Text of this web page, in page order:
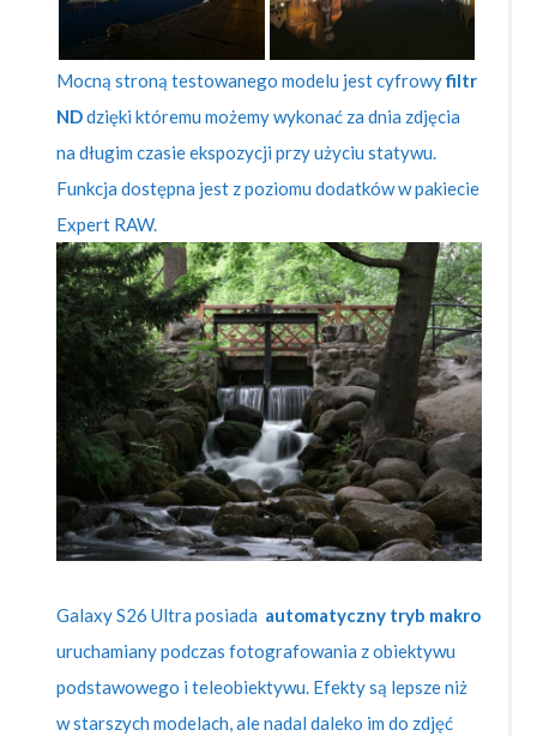
Mocną stroną testowanego modelu jest cyfrowyfiltr
NDdzięki któremu możemy wykonać za dnia zdjęcia
na długim czasie ekspozycji przy użyciu statywu.
Funkcja dostępna jest z poziomu dodatków w pakiecie
Expert RAW.
Galaxy S26 Ultra posiada automatyczny tryb makro
uruchamiany podczas fotografowania z obiektywu
podstawowego i teleobiektywu. Efekty są lepsze niż
w starszych modelach, ale nadal daleko im do zdjęć